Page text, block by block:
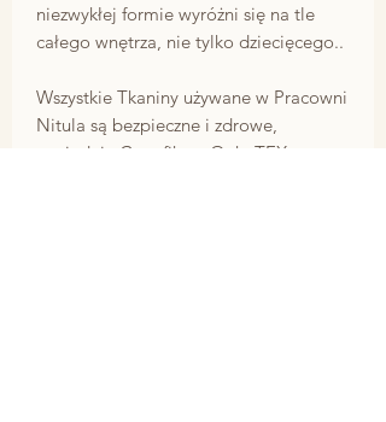
niezwykłej formie wyróżni się na tle
całego wnętrza, nie tylko dziecięcego..
Wszystkie Tkaniny używane w Pracowni
Nitula są bezpieczne i zdrowe,
posiadają Certyfikaty OekoTEX.